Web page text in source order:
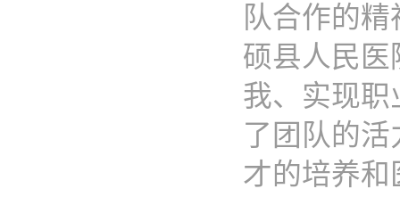
队合作的
硕县人民
我、实现
了团队的
才的培养